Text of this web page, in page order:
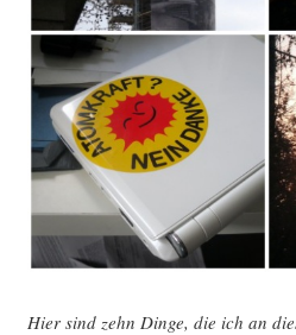
Hier sind zehn Din­ge, die ich an